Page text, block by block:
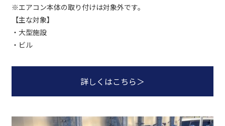
※エアコン本体の取り付けは対象外です。
【主な対象】
・大型施設
・ビル
詳しくはこちら＞